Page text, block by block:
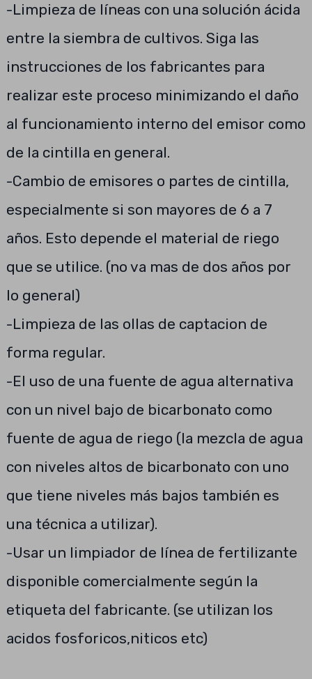
-Limpieza de líneas con una solución ácida
entre la siembra de cultivos. Siga las
instrucciones de los fabricantes para
realizar este proceso minimizando el daño
al funcionamiento interno del emisor como
de la cintilla en general.
-Cambio de emisores o partes de cintilla,
especialmente si son mayores de 6 a 7
años. Esto depende el material de riego
que se utilice. (no va mas de dos años por
lo general)
-Limpieza de las ollas de captacion de
forma regular.
-El uso de una fuente de agua alternativa
con un nivel bajo de bicarbonato como
fuente de agua de riego (la mezcla de agua
con niveles altos de bicarbonato con uno
que tiene niveles más bajos también es
una técnica a utilizar).
-Usar un limpiador de línea de fertilizante
disponible comercialmente según la
etiqueta del fabricante. (se utilizan los
acidos fosforicos,niticos etc)